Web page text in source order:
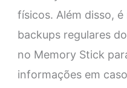
físicos. Além disso,
backups regulares
no Memory Stick
informações em